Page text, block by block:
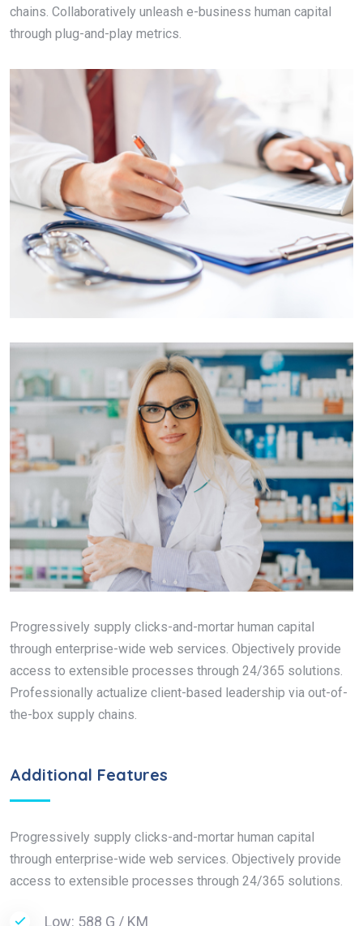
chains. Collaboratively unleash e-business human capital
through plug-and-play metrics.
Progressively supply clicks-and-mortar human capital
through enterprise-wide web services. Objectively provide
access to extensible processes through 24/365 solutions.
Professionally actualize client-based leadership via out-of-
the-box supply chains.
Additional Features
Progressively supply clicks-and-mortar human capital
through enterprise-wide web services. Objectively provide
access to extensible processes through 24/365 solutions.
Low: 588 G / KM